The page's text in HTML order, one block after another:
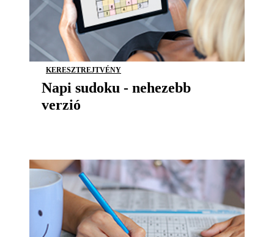
KERESZTREJTVÉNY
Napi sudoku - nehezebb
verzió